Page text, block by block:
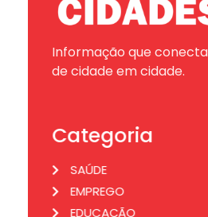
Informação que
de cidade em cidade.
Categoria
SAÚDE
EMPREGO
EDUCAÇÃO